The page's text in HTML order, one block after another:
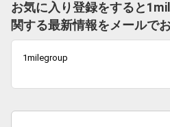
お気に入り登録をすると
関する最新情報をメールで
1milegroup